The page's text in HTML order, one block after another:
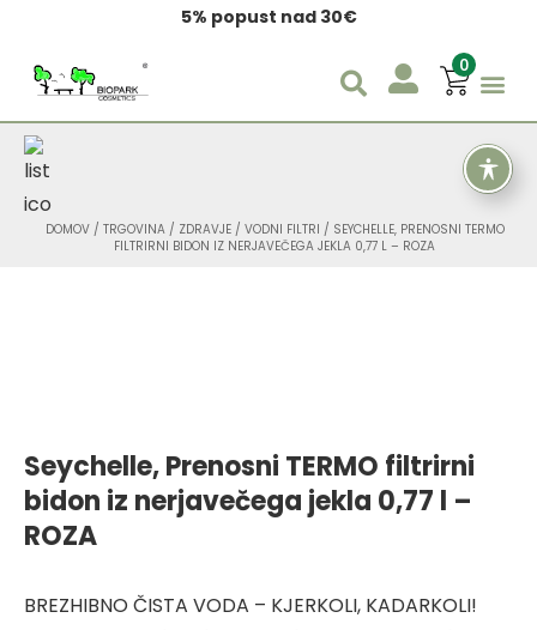
5% popust nad 30€
0
DOMOV/ TRGOVINA/ ZDRAVJE/ VODNI FILTRI / SEYCHELLE, PRENOSNI TERMO
FILTRIRNI BIDON IZ NERJAVEČEGA JEKLA 0,77 L – ROZA
Seychelle, Prenosni TERMO filtrirni
bidon iz nerjavečega jekla 0,77 l –
ROZA
BREZHIBNO ČISTA VODA – KJERKOLI, KADARKOLI!